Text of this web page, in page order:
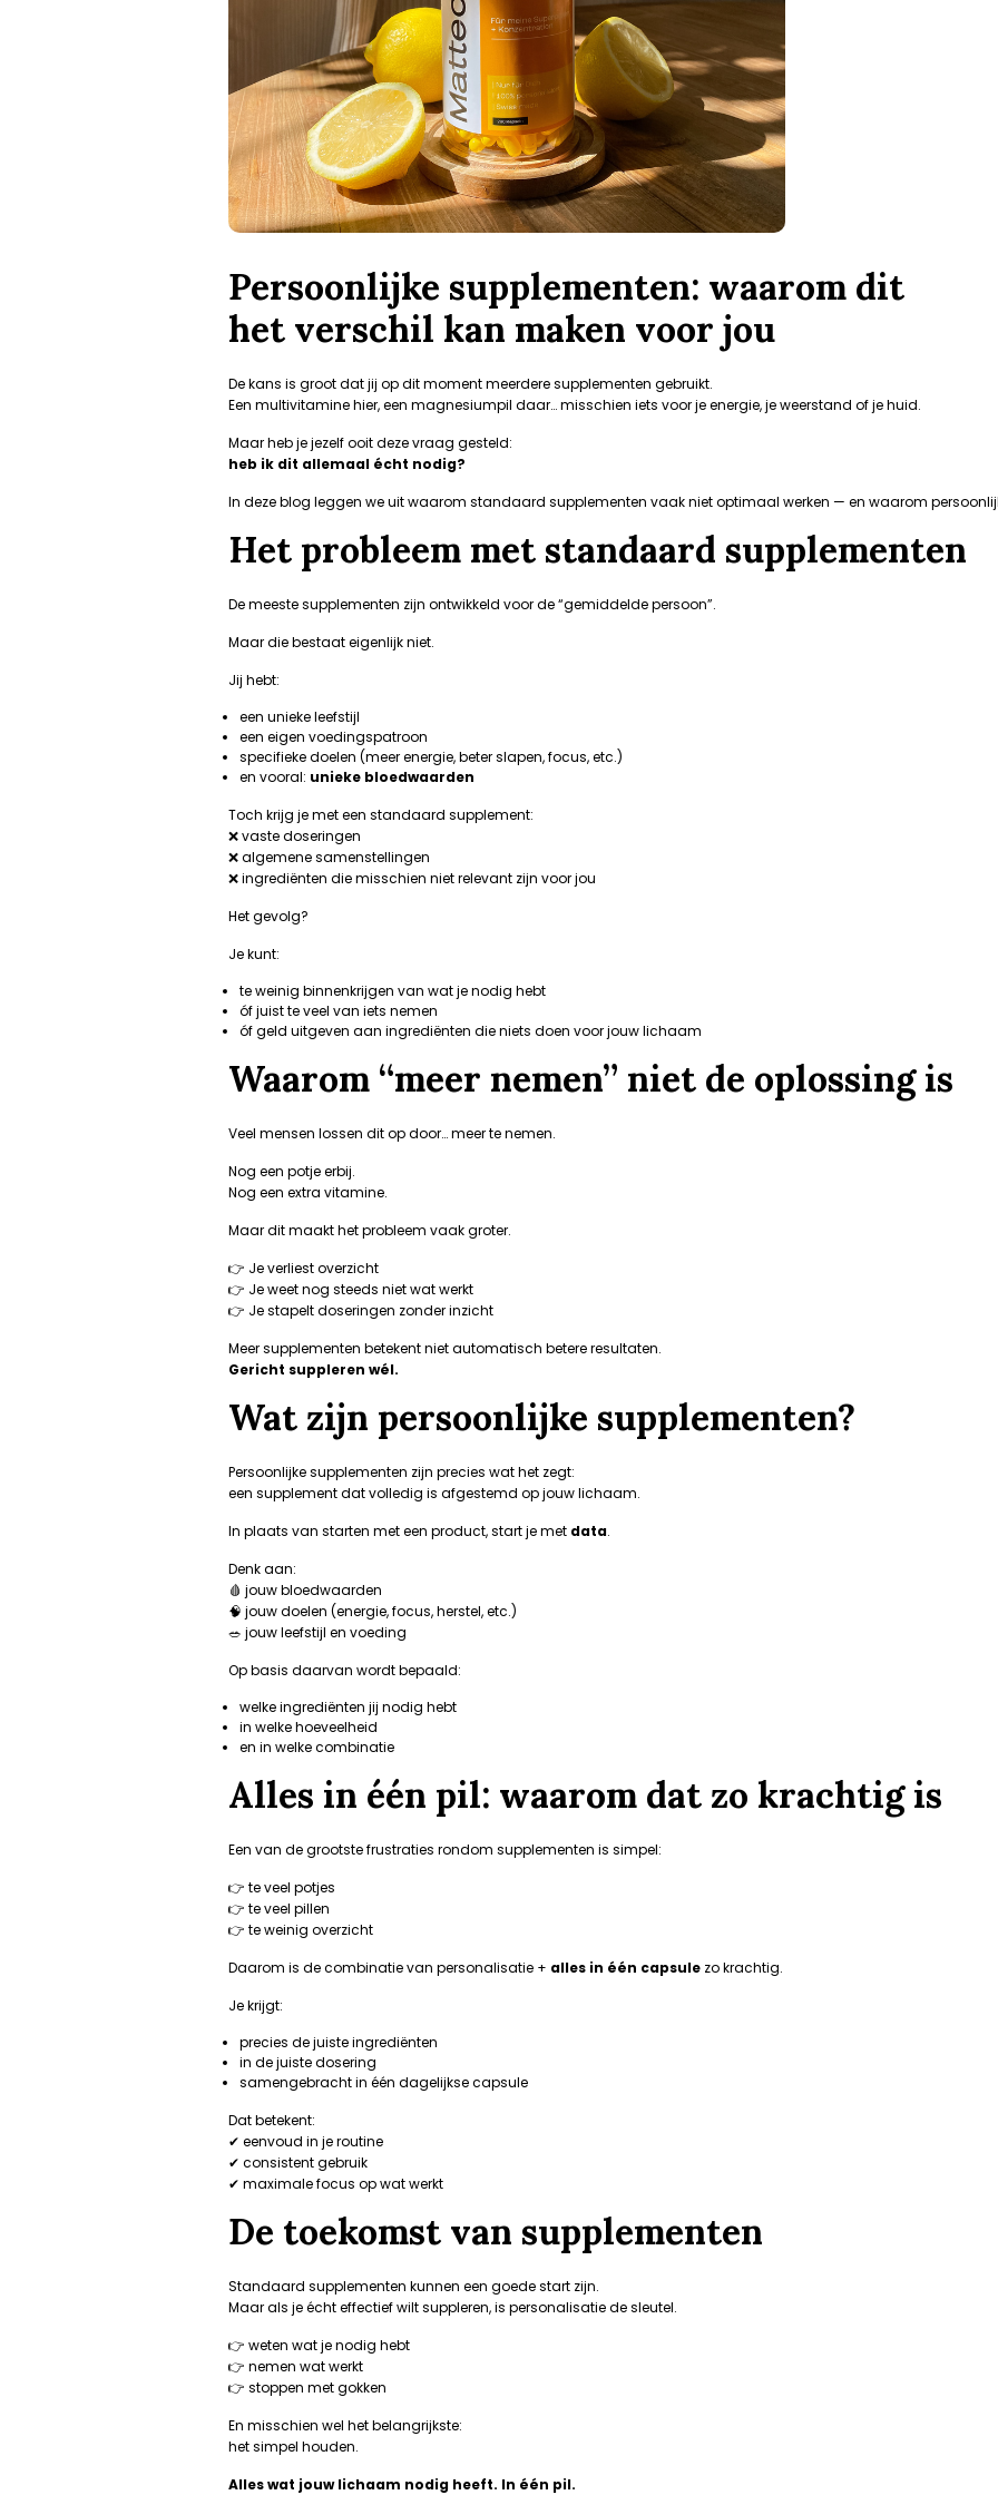
Persoonlijke supplementen: waarom dit
het verschil kan maken voor jou
De kans is groot dat jij op dit moment meerdere supplementen gebruikt.
Een multivitamine hier, een magnesiumpil daar… misschien iets voor je energie, je weerstand of je huid.
Maar heb je jezelf ooit deze vraag gesteld:
heb ik dit allemaal écht nodig?
In deze blog leggen we uit waarom standaard supplementen vaak niet optimaal werken — en waarom
Het probleem met standaard supplementen
De meeste supplementen zijn ontwikkeld voor de “gemiddelde persoon”.
Maar die bestaat eigenlijk niet.
Jij hebt:
een unieke leefstijl
een eigen voedingspatroon
specifieke doelen (meer energie, beter slapen, focus, etc.)
en vooral: unieke bloedwaarden
Toch krijg je met een standaard supplement:
❌ vaste doseringen
❌ algemene samenstellingen
❌ ingrediënten die misschien niet relevant zijn voor jou
Het gevolg?
Je kunt:
te weinig binnenkrijgen van wat je nodig hebt
óf juist te veel van iets nemen
óf geld uitgeven aan ingrediënten die niets doen voor jouw lichaam
Waarom “meer nemen” niet de oplossing is
Veel mensen lossen dit op door… meer te nemen.
Nog een potje erbij.
Nog een extra vitamine.
Maar dit maakt het probleem vaak groter.
👉 Je verliest overzicht
👉 Je weet nog steeds niet wat werkt
👉 Je stapelt doseringen zonder inzicht
Meer supplementen betekent niet automatisch betere resultaten.
Gericht suppleren wél.
Wat zijn persoonlijke supplementen?
Persoonlijke supplementen zijn precies wat het zegt:
een supplement dat volledig is afgestemd op jouw lichaam.
In plaats van starten met een product, start je met data.
Denk aan:
🩸 jouw bloedwaarden
🧠 jouw doelen (energie, focus, herstel, etc.)
🥗 jouw leefstijl en voeding
Op basis daarvan wordt bepaald:
welke ingrediënten jij nodig hebt
in welke hoeveelheid
en in welke combinatie
Alles in één pil: waarom dat zo krachtig is
Een van de grootste frustraties rondom supplementen is simpel:
👉 te veel potjes
👉 te veel pillen
👉 te weinig overzicht
Daarom is de combinatie van personalisatie + alles in één capsulezo krachtig.
Je krijgt:
precies de juiste ingrediënten
in de juiste dosering
samengebracht in één dagelijkse capsule
Dat betekent:
✔ eenvoud in je routine
✔ consistent gebruik
✔ maximale focus op wat werkt
De toekomst van supplementen
Standaard supplementen kunnen een goede start zijn.
Maar als je écht effectief wilt suppleren, is personalisatie de sleutel.
👉 weten wat je nodig hebt
👉 nemen wat werkt
👉 stoppen met gokken
En misschien wel het belangrijkste:
het simpel houden.
Alles wat jouw lichaam nodig heeft. In één pil.